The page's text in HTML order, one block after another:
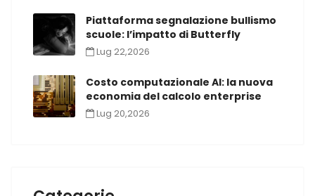
Piattaforma segnalazione bullismo
scuole: l’impatto di Butterfly
Lug 22,2026
Costo computazionale AI: la nuova
economia del calcolo enterprise
Lug 20,2026